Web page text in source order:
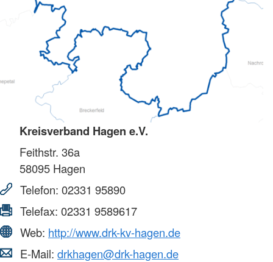
Kreisverband Hagen e.V.
Feithstr. 36a
58095 Hagen
Telefon: 02331 95890
Telefax: 02331 9589617
Web: http://www.drk-kv-hagen.de
E-Mail: drkhagen@drk-hagen.de